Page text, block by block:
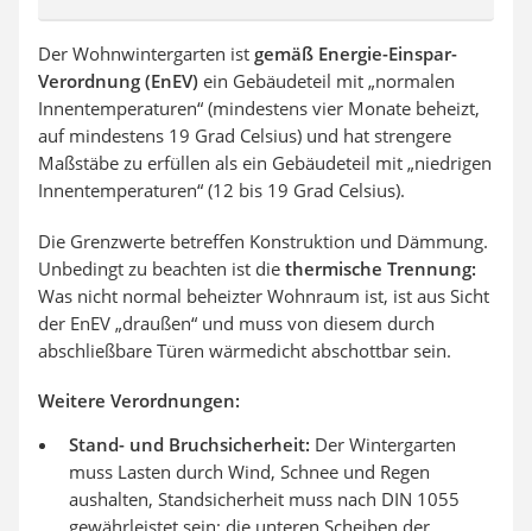
Der Wohnwintergarten ist gemäß Energie-Einspar-
Verordnung (EnEV) ein Gebäudeteil mit „normalen
Innentemperaturen“ (mindestens vier Monate beheizt,
auf mindestens 19 Grad Celsius) und hat strengere
Maßstäbe zu erfüllen als ein Gebäudeteil mit „niedrigen
Innentemperaturen“ (12 bis 19 Grad Celsius).
Die Grenzwerte betreffen Konstruktion und Dämmung.
Unbedingt zu beachten ist die thermische Trennung:
Was nicht normal beheizter Wohnraum ist, ist aus Sicht
der EnEV „draußen“ und muss von diesem durch
abschließbare Türen wärmedicht abschottbar sein.
Weitere Verordnungen:
Stand- und Bruchsicherheit: Der Wintergarten
muss Lasten durch Wind, Schnee und Regen
aushalten, Standsicherheit muss nach DIN 1055
gewährleistet sein; die unteren Scheiben der